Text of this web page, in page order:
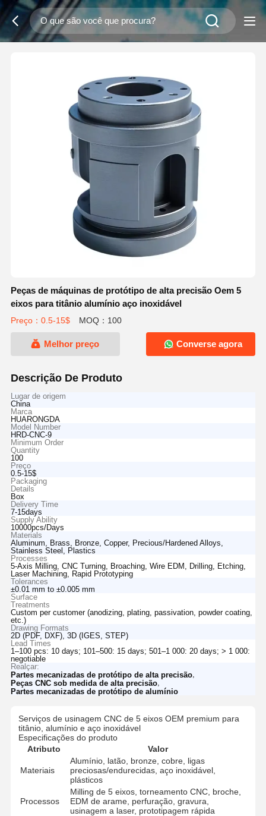
Peças de máquinas de protótipo de alta precisão Oem 5
eixos para titânio alumínio aço inoxidável
Preço：0.5-15$ MOQ：100
Melhor preço Converse agora
Descrição De Produto
Lugar de origem
China
Marca
HUARONGDA
Model Number
HRD-CNC-9
Minimum Order
Quantity
100
Preço
0.5-15$
Packaging
Details
Box
Delivery Time
7-15days
Supply Ability
10000pcs/Days
Materials
Aluminum, Brass, Bronze, Copper, Precious/Hardened Alloys,
Stainless Steel, Plastics
Processes
5-Axis Milling, CNC Turning, Broaching, Wire EDM, Drilling, Etching,
Laser Machining, Rapid Prototyping
Tolerances
±0.01 mm to ±0.005 mm
Surface
Treatments
Custom per customer (anodizing, plating, passivation, powder coating,
etc.)
Drawing Formats
2D (PDF, DXF), 3D (IGES, STEP)
Lead Times
1–100 pcs: 10 days; 101–500: 15 days; 501–1 000: 20 days; > 1 000:
negotiable
Realçar:
Partes mecanizadas de protótipo de alta precisão,
Peças CNC sob medida de alta precisão,
Partes mecanizadas de protótipo de alumínio
Serviços de usinagem CNC de 5 eixos OEM premium para
titânio, alumínio e aço inoxidável
Especificações do produto
Atributo
Valor
Materiais
Alumínio, latão, bronze, cobre, ligas
preciosas/endurecidas, aço inoxidável,
plásticos
Processos
Milling de 5 eixos, torneamento CNC, broche,
EDM de arame, perfuração, gravura,
usinagem a laser, prototipagem rápida